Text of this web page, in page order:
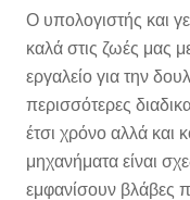
Ο υπολογιστής και
καλά στις ζωές μας
εργαλείο για την
περισσότερες
έτσι χρόνο αλλά και
μηχανήματα είναι
εμφανίσουν βλάβες